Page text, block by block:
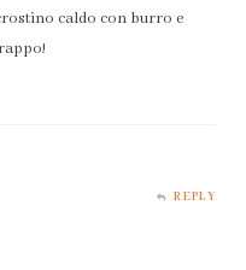
caldo con burro e
REPLY